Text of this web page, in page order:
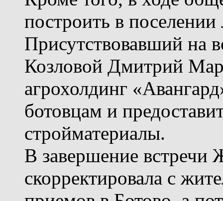
построить в
Присутствовавший на
Козловой Дмитрий
агрохолдинг
ботовцам и
стройматериалы.
В завершение встречи
скорректировала с